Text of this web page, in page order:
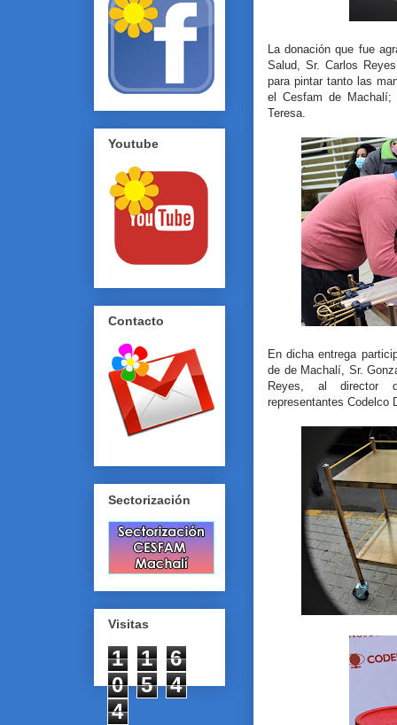
La donación que fue
Salud, Sr. Carlos
para pintar tanto las
el Cesfam de
Teresa.
En dicha entrega
de de Machalí, Sr.
Reyes, al director
representantes Codelco
Youtube
Contacto
Sectorización
Visitas
1 1
6
0
5
4
4